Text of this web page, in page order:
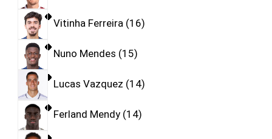
Vitinha Ferreira 16
Nuno Mendes 15
Lucas Vazquez 14
Ferland Mendy 14